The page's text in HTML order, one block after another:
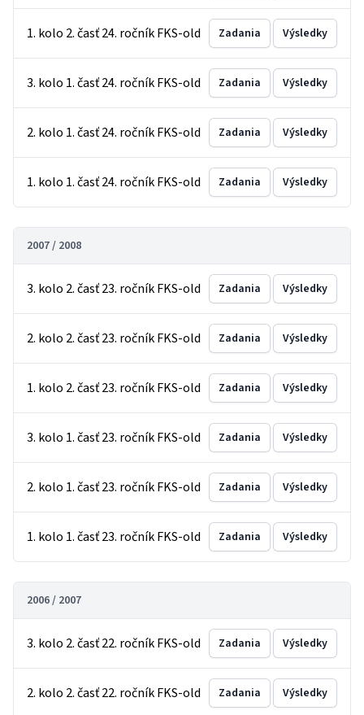
1. kolo 2. časť 24. ročník FKS-old Zadania Výsledky
3. kolo 1. časť 24. ročník FKS-old Zadania Výsledky
2. kolo 1. časť 24. ročník FKS-old Zadania Výsledky
1. kolo 1. časť 24. ročník FKS-old Zadania Výsledky
2007 / 2008
3. kolo 2. časť 23. ročník FKS-old Zadania Výsledky
2. kolo 2. časť 23. ročník FKS-old Zadania Výsledky
1. kolo 2. časť 23. ročník FKS-old Zadania Výsledky
3. kolo 1. časť 23. ročník FKS-old Zadania Výsledky
2. kolo 1. časť 23. ročník FKS-old Zadania Výsledky
1. kolo 1. časť 23. ročník FKS-old Zadania Výsledky
2006 / 2007
3. kolo 2. časť 22. ročník FKS-old Zadania Výsledky
2. kolo 2. časť 22. ročník FKS-old Zadania Výsledky